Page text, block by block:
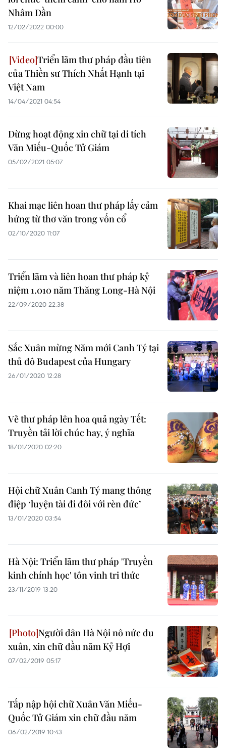
Nhâm Dần
12/02/2022 00:00
Triển lãm thư pháp đầu tiên
của Thiền sư Thích Nhất Hạnh tại
Việt Nam
14/04/2021 04:54
Dừng hoạt động xin chữ tại di tích
Văn Miếu-Quốc Tử Giám
05/02/2021 05:07
Khai mạc liên hoan thư pháp lấy cảm
hứng từ thơ văn trong vốn cổ
02/10/2020 11:07
Triển lãm và liên hoan thư pháp kỷ
niệm 1.010 năm Thăng Long-Hà Nội
22/09/2020 22:38
Sắc Xuân mừng Năm mới Canh Tý tại
thủ đô Budapest của Hungary
26/01/2020 12:28
Vẽ thư pháp lên hoa quả ngày Tết:
Truyền tải lời chúc hay, ý nghĩa
18/01/2020 02:20
Hội chữ Xuân Canh Tý mang thông
điệp ‘luyện tài đi đôi với rèn đức’
13/01/2020 03:54
Hà Nội: Triển lãm thư pháp 'Truyền
kinh chính học' tôn vinh tri thức
23/11/2019 13:20
Người dân Hà Nội nô nức du
xuân, xin chữ đầu năm Kỷ Hợi
07/02/2019 05:17
Tấp nập hội chữ Xuân Văn Miếu-
Quốc Tử Giám xin chữ đầu năm
06/02/2019 10:43